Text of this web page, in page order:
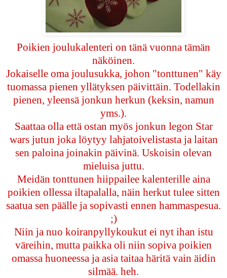
Poikien joulukalenteri on tänä vuonna tämän
näköinen.
Jokaiselle oma joulusukka, johon "tonttunen" käy
tuomassa pienen yllätyksen päivittäin. Todellakin
pienen, yleensä jonkun herkun (keksin, namun
yms.).
Saattaa olla että ostan myös jonkun legon Star
wars jutun joka löytyy lahjatoivelistasta ja laitan
sen paloina joinakin päivinä. Uskoisin olevan
mieluisa juttu.
Meidän tonttunen hiippailee kalenterille aina
poikien ollessa iltapalalla, näin herkut tulee sitten
saatua sen päälle ja sopivasti ennen hammaspesua.
;)
Niin ja nuo koiranpyllykoukut ei nyt ihan istu
väreihin, mutta paikka oli niin sopiva poikien
omassa huoneessa ja asia taitaa häritä vain äidin
silmää. heh.